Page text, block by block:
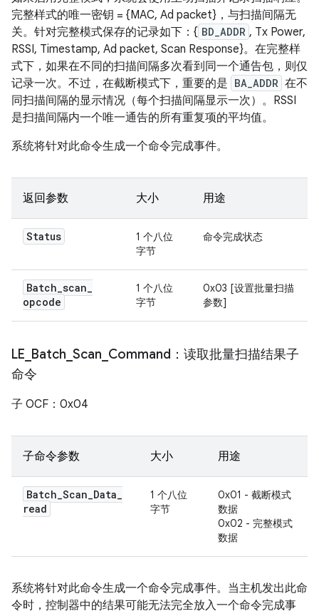
完整样式的唯一密钥 = {MAC, Ad packet}，与扫描间隔无
关。针对完整模式保存的记录如下：{ BD_ADDR , Tx Power,
RSSI, Timestamp, Ad packet, Scan Response}。在完整样
式下，如果在不同的扫描间隔多次看到同一个通告包，则仅
记录一次。不过，在截断模式下，重要的是 BA_ADDR 在不
同扫描间隔的显示情况（每个扫描间隔显示一次）。RSSI
是扫描间隔内一个唯一通告的所有重复项的平均值。
系统将针对此命令生成一个命令完成事件。
返回参数 大小 用途
Status
1 个八位
字节
命令完成状态
Batch_scan_
opcode
1 个八位
字节
0x03 [设置批量扫描
参数]
LE Batch Scan Command：读取批量扫描结果子
命令
子 OCF：0x04
子命令参数 大小 用途
Batch_Scan_Data_
read
1 个八位
字节
0x01 - 截断模式
数据
0x02 - 完整模式
数据
系统将针对此命令生成一个命令完成事件。当主机发出此命
令时，控制器中的结果可能无法完全放入一个命令完成事